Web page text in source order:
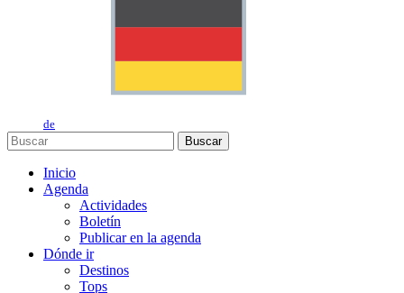
de
Buscar
Inicio
Agenda
Actividades
Boletín
Publicar en la agenda
Dónde ir
Destinos
Tops